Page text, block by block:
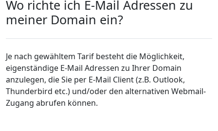
Wo richte ich E-Mail Adressen zu
meiner Domain ein?
Je nach gewähltem Tarif besteht die Möglichkeit,
eigenständige E-Mail Adressen zu Ihrer Domain
anzulegen, die Sie per E-Mail Client (z.B. Outlook,
Thunderbird etc.) und/oder den alternativen Webmail-
Zugang abrufen können.